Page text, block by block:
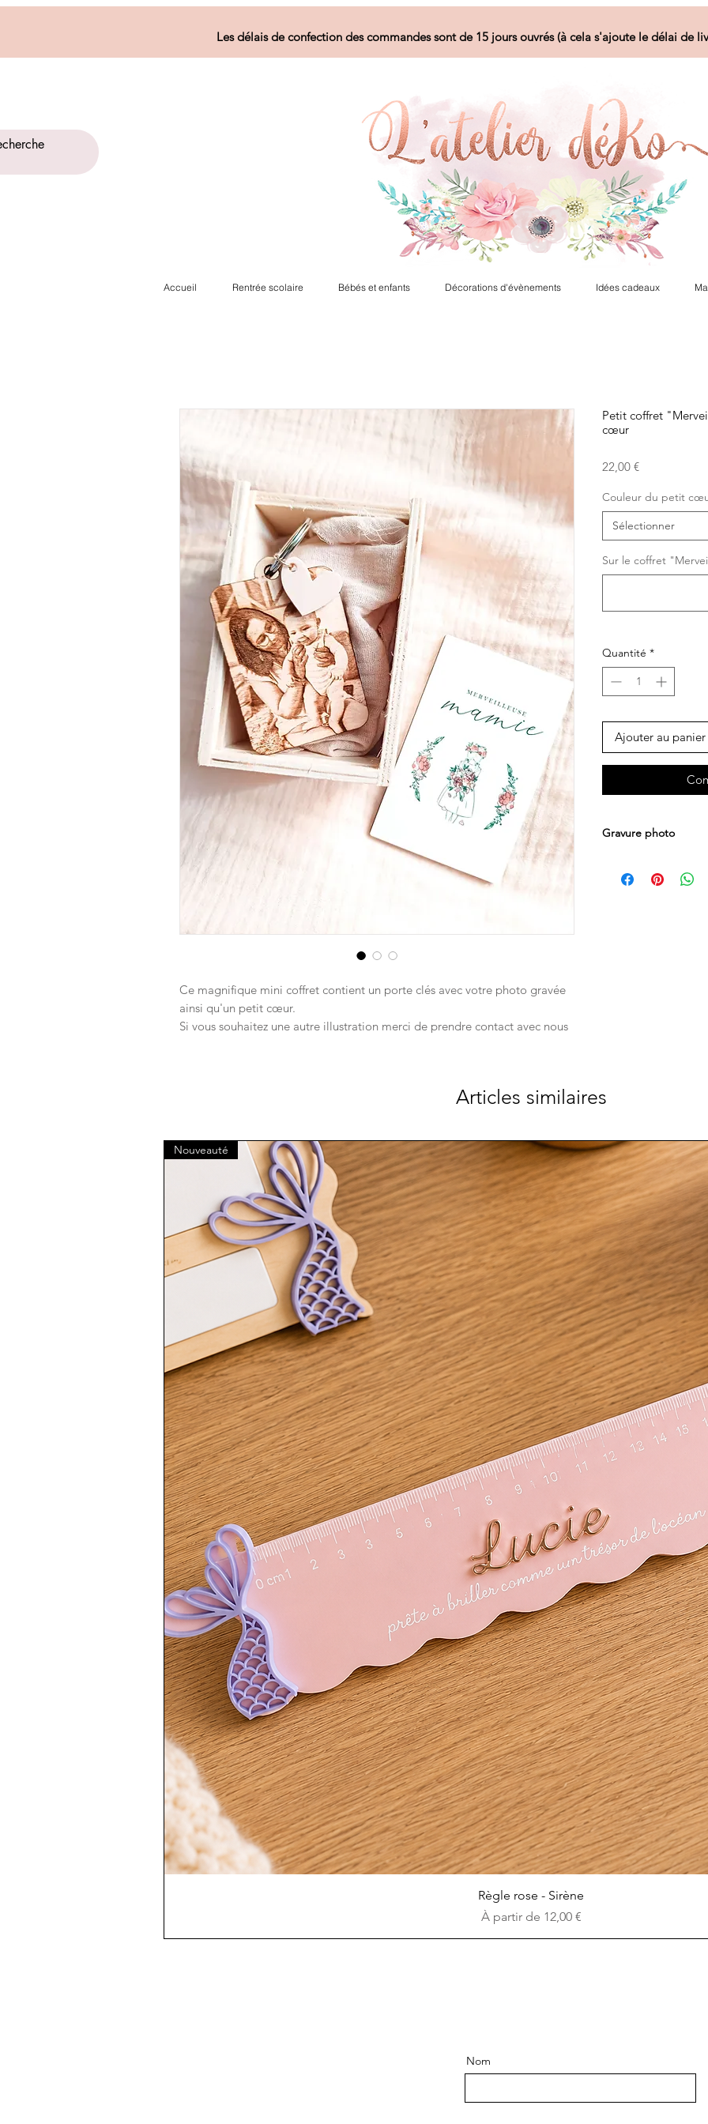
Les délais de confection des commandes sont de 15 jours ouvrés (à cela s'ajoute le délai de
Accueil Rentrée scolaire Bébés et enfants Décorations d'évènements Idées cadeaux
Ce magnifique mini coffret contient un porte clés avec votre photo gravée
ainsi qu'un petit cœur.
Si vous souhaitez une autre illustration merci de prendre contact avec nous
Petit coffret
cœur
22,00 €Prix
Couleur du petit
Sélectionner
Sur le coffret
Quantité *
Ajouter au panier
Gravure photo
mail
Articles similaires
Aperçu rapide
Nouveauté
Règle rose - Sirène
À partir de 12,00 €
Prix promotionnel
Nom